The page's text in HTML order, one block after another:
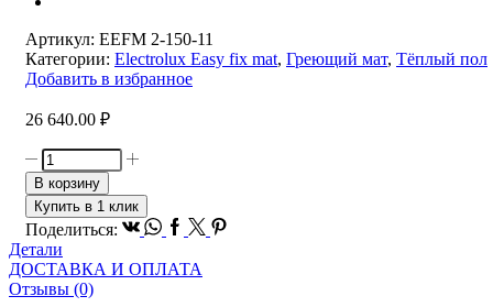
Артикул: EEFM 2-150-11
Категории: Electrolux Easy fix mat, Греющий мат, Тёплый пол
Добавить в избранное
26 640.00 ₽
Количество
товара
Комплект
теплого
пола
(мат)
Electrolux
EEFM
В корзину
Купить в 1 клик
Поделиться: Vk Whatsapp
Facebook
TwitterPinterest
Детали
ДОСТАВКА И ОПЛАТА
Отзывы (0)